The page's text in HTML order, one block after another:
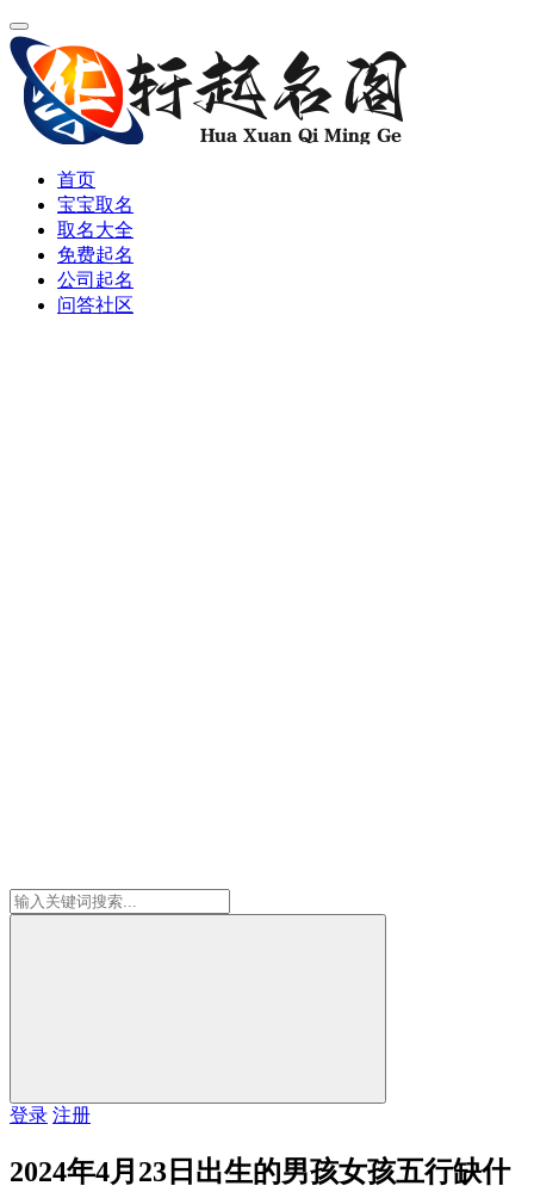
首页
宝宝取名
取名大全
免费起名
公司起名
问答社区
登录 注册
2024年4月23日出生的男孩女孩五行缺什